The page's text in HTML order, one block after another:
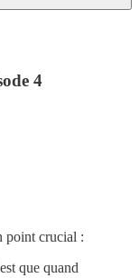
4
point crucial :
que quand